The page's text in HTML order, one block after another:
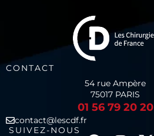
CONTACT
54 rue Ampère
75017 PARIS
01 56 79 20 20
contact@lescdf.fr
SUIVEZ-NOUS